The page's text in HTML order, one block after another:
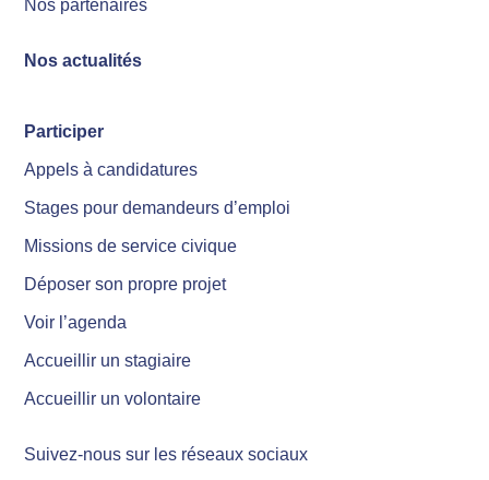
Nos partenaires
Nos actualités
Participer
Appels à candidatures
Stages pour demandeurs d’emploi
Missions de service civique
Déposer son propre projet
Voir l’agenda
Accueillir un stagiaire
Accueillir un volontaire
Suivez-nous sur les réseaux sociaux